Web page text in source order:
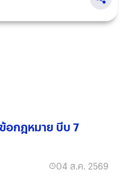
อกฎหมาย บีบ 7
04 ส.ค. 2569